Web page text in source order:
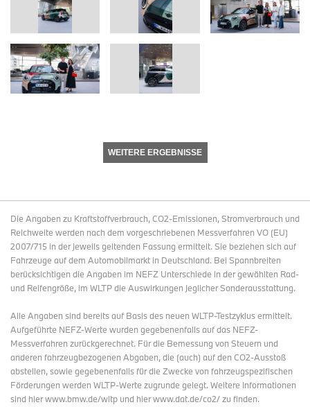
WEITERE ERGEBNISSE
Die Angaben zu Kraftstoffverbrauch, CO2-Emissionen, Stromverbrauch und
Reichweite werden nach dem vorgeschriebenen Messverfahren VO (EU)
2007/715 in der jeweils geltenden Fassung ermittelt. Sie beziehen sich auf
Fahrzeuge auf dem Automobilmarkt in Deutschland. Bei Spannbreiten
berücksichtigen die Angaben im NEFZ Unterschiede in der gewählten Rad-
und Reifengröße, im WLTP die Auswirkungen jeglicher Sonderausstattung.
Alle Angaben sind bereits auf Basis des neuen WLTP-Testzyklus ermittelt.
Aufgeführte NEFZ-Werte wurden gegebenenfalls auf das NEFZ-
Messverfahren zurückgerechnet. Für die Bemessung von Steuern und
anderen fahrzeugbezogenen Abgaben, die (auch) auf den CO2-Ausstoß
abstellen, sowie gegebenenfalls für die Zwecke von fahrzeugspezifischen
Förderungen werden WLTP-Werte zugrunde gelegt. Weitere Informationen
sind hier www.bmw.de/wltp und hier www.dat.de/co2/ zu finden.